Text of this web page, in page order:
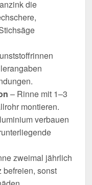
die
– Rinne mit 1–3
montieren.
verbauen
zweimal jährlich
befreien, sonst